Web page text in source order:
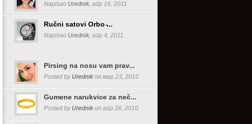
Napisao Urednik, апр 16, 2011
Ručni satovi Orbo ̵...
Napisao Urednik, апр 4, 2011
Pirsing na nosu vam prav...
Posted by Urednik on мар 23, 2010
Gumene narukvice za neč...
Posted by Urednik on апр 26, 2010